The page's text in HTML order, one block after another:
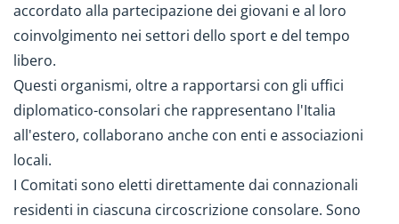
accordato alla partecipazione dei giovani e al loro
coinvolgimento nei settori dello sport e del tempo
libero.
Questi organismi, oltre a rapportarsi con gli uffici
diplomatico-consolari che rappresentano l'Italia
all'estero, collaborano anche con enti e associazioni
locali.
I Comitati sono eletti direttamente dai connazionali
residenti in ciascuna circoscrizione consolare. Sono